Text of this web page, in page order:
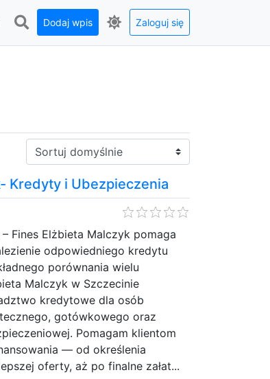
Dodaj wpis Zaloguj się
Sortuj:
Kredyty i Ubezpieczenia
Fines Elżbieta Malczyk pomaga
odpowiedniego kredytu
porównania wielu
Malczyk w Szczecinie
kredytowe dla osób
gotówkowego oraz
Pomagam klientom
— od określenia
oferty, aż po finalne załat...